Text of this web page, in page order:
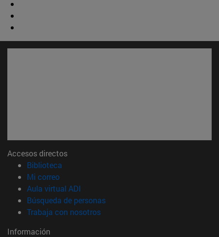
Accesos directos
Biblioteca
Mi correo(abre en nueva ventana)
Aula virtual ADI
Búsqueda de personas(abre en nueva ventana)
Trabaja con nosotros(abre en nueva ventana)
Información